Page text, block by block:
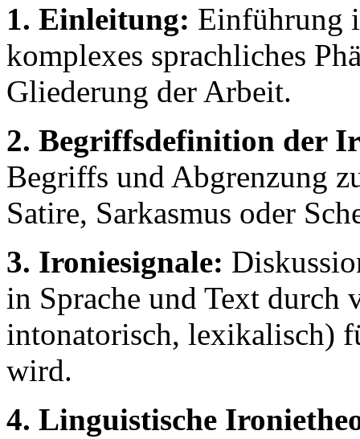
1. Einleitung: Einführung
komplexes sprachliches
Gliederung der Arbeit.
2. Begriffsdefinition der
Begriffs und Abgrenzung
Satire, Sarkasmus oder
3. Ironiesignale:
in Sprache und Text durch
intonatorisch, lexikalisch)
wird.
4. Linguistische